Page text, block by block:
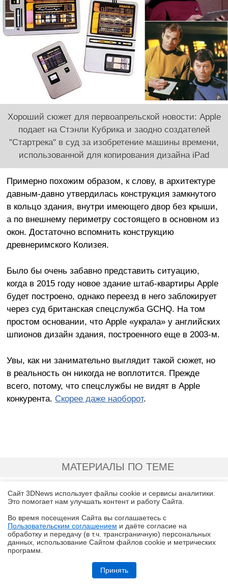
Обзор «малолитражного суперкомпьютера» MSI EdgeXpert MS-C931
Хороший сюжет для первоапрельской новости: Apple
подает на Стэнли Кубрика и заодно создателей
"Стартрека" в суд за изобретение машины времени,
использованной для копирования дизайна iPad
Примерно похожим образом, к слову, в архитектуре
давным-давно утвердилась конструкция замкнутого
в кольцо здания, внутри имеющего двор без крыши,
а по внешнему периметру состоящего в основном из
окон. Достаточно вспомнить конструкцию
древнеримского Колизея.
Было бы очень забавно представить ситуацию,
когда в 2015 году новое здание штаб-квартиры Apple
будет построено, однако переезд в него заблокирует
через суд британская спецслужба GCHQ. На том
простом основании, что Apple «украла» у английских
шпионов дизайн здания, построенного еще в 2003-м.
Увы, как ни занимательно выглядит такой сюжет, но
в реальность он никогда не воплотится. Прежде
всего, потому, что спецслужбы не видят в Apple
конкурента. Скорее даже наоборот.
МАТЕРИАЛЫ ПО ТЕМЕ
Сайт 3DNews использует файлы cookie и сервисы аналитики.
Это помогает нам улучшать контент и работу Cайта.
Во время посещения Cайта вы соглашаетесь с
Пользовательским соглашением и даёте согласие на
обработку и передачу (в т.ч. трансграничную) персональных
данных, использование Cайтом файлов cookie и метрических
программ.
Принять